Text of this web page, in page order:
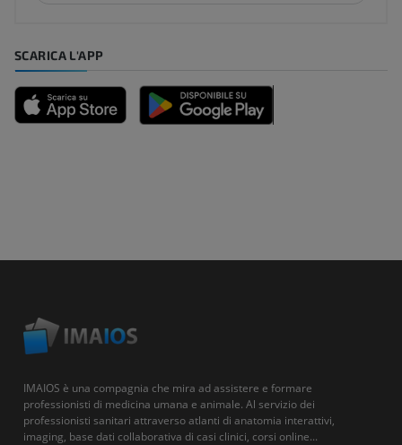
SCARICA L'APP
IMAIOS è una compagnia che mira ad assistere e formare
professionisti di medicina umana e animale. Al servizio dei
professionisti sanitari attraverso atlanti di anatomia interattivi,
imaging, base dati collaborativa di casi clinici, corsi online...